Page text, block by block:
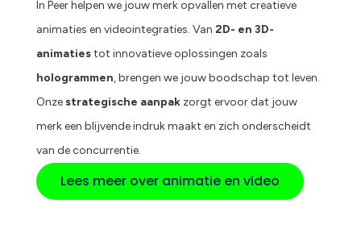
In Peer helpen we jouw merk opvallen met creatieve
animaties en videointegraties. Van 2D- en 3D-
animatiestot innovatieve oplossingen zoals
hologrammen, brengen we jouw boodschap tot leven.
Onzestrategische aanpakzorgt ervoor dat jouw
merk een blijvende indruk maakt en zich onderscheidt
van de concurrentie.
Lees meer over animatie en video